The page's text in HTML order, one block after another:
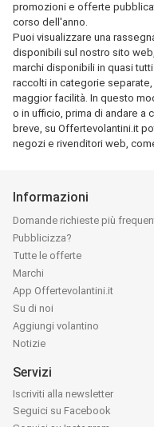
promozioni e offerte
corso dell'anno.
Puoi visualizzare una
disponibili sul nostro sito
marchi disponibili in quasi
raccolti in categorie
maggior facilità. In questo
o in ufficio, prima di andare a
breve, su Offertevolantini.it
negozi e rivenditori web,
Informazioni
Domande richieste più
Pubblicizza?
Tutte le offerte
Marchi
App Offertevolantini.it
Su di noi
Aggiungi volantino
Notizie
Servizi
Iscriviti alla newsletter
Seguici su Facebook